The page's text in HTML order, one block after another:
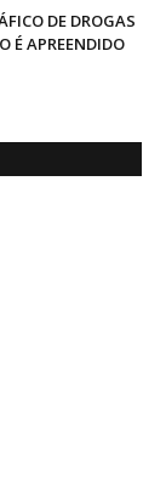
DE DROGAS
É APREENDIDO